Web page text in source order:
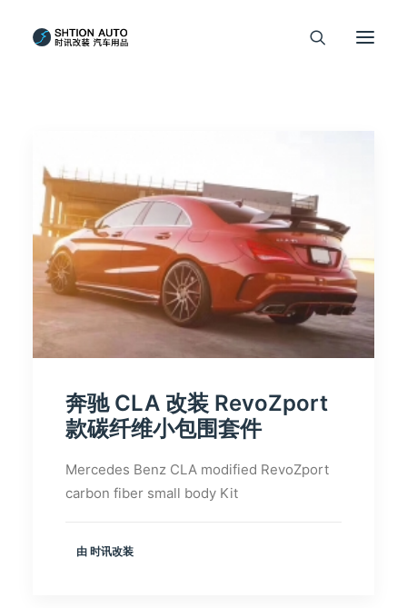
奔驰 CLA 改装 RevoZport
款碳纤维小包围套件
Mercedes Benz CLA modified RevoZport
carbon fiber small body Kit
由 时讯改装